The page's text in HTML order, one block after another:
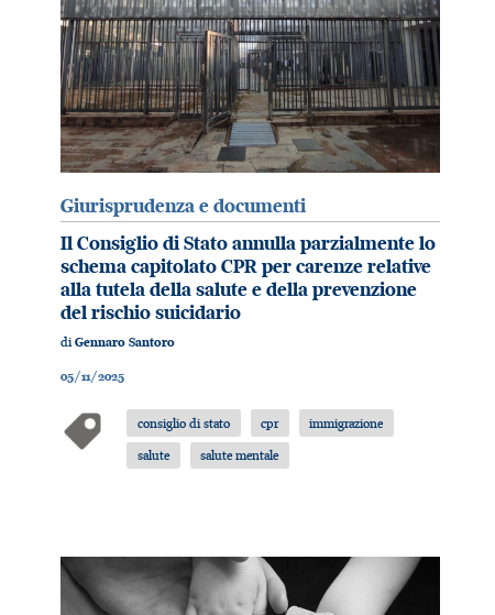
Giurisprudenza e documenti
Il Consiglio di Stato annulla parzialmente lo
schema capitolato CPR per carenze relative
alla tutela della salute e della prevenzione
del rischio suicidario
diGennaro Santoro
05/11/2025
consiglio di stato cpr
immigrazione
salute
salute mentale